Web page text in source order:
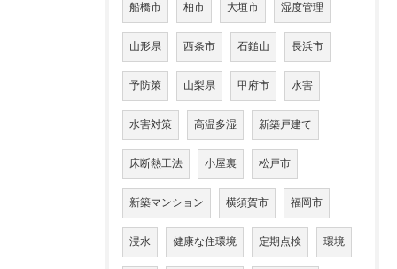
船橋市 柏市 大垣市 湿度管理
山形県 西条市 石鎚山 長浜市
予防策 山梨県 甲府市 水害
水害対策 高温多湿 新築戸建て
床断熱工法 小屋裏 松戸市
新築マンション 横須賀市 福岡市
浸水 健康な住環境 定期点検 環境